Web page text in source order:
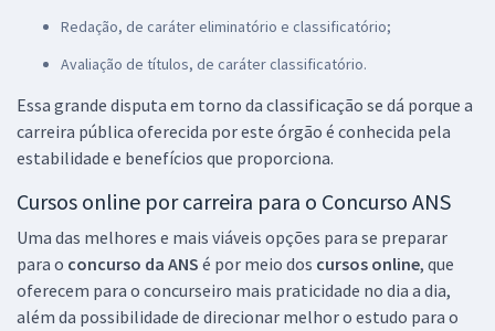
Redação, de caráter eliminatório e classificatório;
Avaliação de títulos, de caráter classificatório.
Essa grande disputa em torno da classificação se dá porque a
carreira pública oferecida por este órgão é conhecida pela
estabilidade e benefícios que proporciona.
Cursos online por carreira para o Concurso ANS
Uma das melhores e mais viáveis opções para se preparar
para o concurso da ANS é por meio dos cursos online, que
oferecem para o concurseiro mais praticidade no dia a dia,
além da possibilidade de direcionar melhor o estudo para o